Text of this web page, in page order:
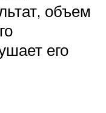
объем
его